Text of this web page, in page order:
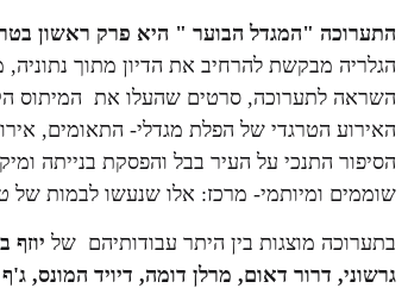
התערוכה "המגדל הבוער " היא פרק ראשון
הגלריה מבקשת להרחיב את הדיון מתוך
האירוע הטרגדי של הפלת מגדלי- התאומים,
הסיפור התנכי על העיר בבל והפסקת בנייתה
שוממים ומיותמי- מרכז: אלו שנעשו לבמות של
בתערוכה מוצגות בין היתר עבודותיהם של
גרשוני, דרור דאום, מרלן דומה, דיויד המונס,